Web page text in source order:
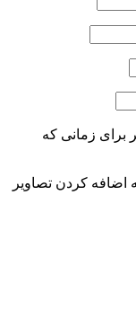
برای زمانی که
اضافه کردن تصاویر